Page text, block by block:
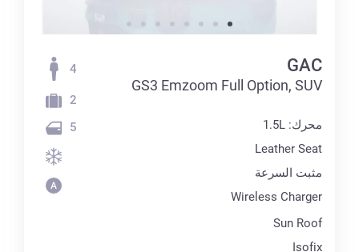
GAC
GS3 Emzoom Full Option, SUV
محرك: 1.5L
Leather Seat
مثبت السرعة
Wireless Charger
Sun Roof
Isofix
4
2
5